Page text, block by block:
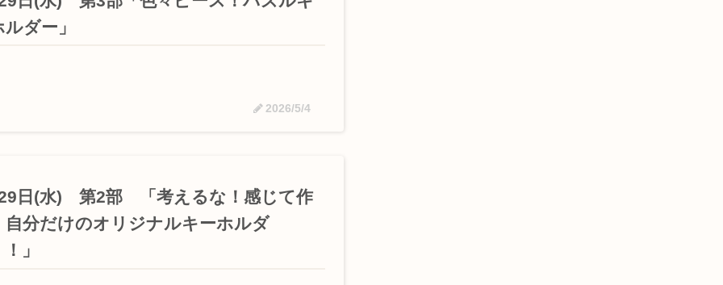
ダー」
2026/5/4
日(水) 第2部 「考えるな！感じて作
自分だけのオリジナルキーホルダ
」